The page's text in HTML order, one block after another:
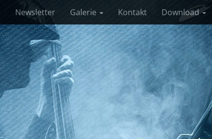
Newsletter Galerie Kontakt Download